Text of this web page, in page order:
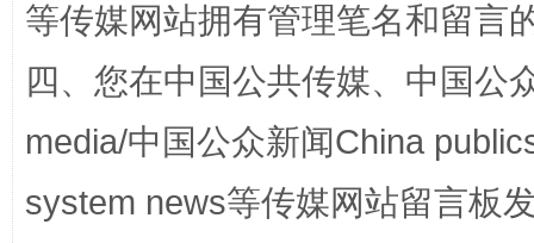
等传媒网站拥有管理笔名和留言
四、您在中国公共传媒、中国公
media/中国公众新闻China
system news等传媒网站留言板